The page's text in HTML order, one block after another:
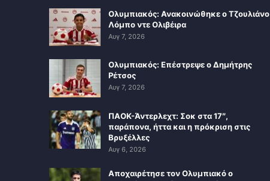
Ολυμπιακός: Ανακοινώθηκε ο Τζουλιάνο
Λόμπο ντε Ολιβέιρα
Αυγ 7, 2026
Ολυμπιακός: Επέστρεψε ο Δημήτρης
Ρέτσος
Αυγ 7, 2026
ΠΑΟΚ-Άντερλεχτ: Σοκ στα 17″,
παράπονα, ήττα και η πρόκριση στις
Βρυξέλλες
Αυγ 6, 2026
Αποχαιρέτησε τον Ολυμπιακό ο